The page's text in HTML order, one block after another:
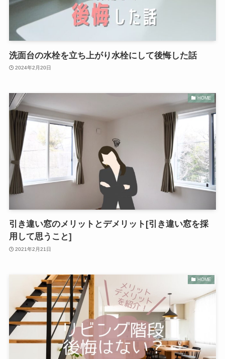
洗面台の水栓を立ち上がり水栓にして後悔した話
2024年2月20日
HOME
引き違い窓のメリットとデメリット[引き違い窓を採
用して思うこと]
2021年2月21日
HOME